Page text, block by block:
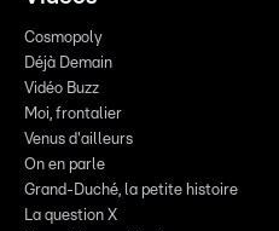
Cosmopoly
Déjà Demain
Vidéo Buzz
Moi, frontalier
Venus d'ailleurs
On en parle
Grand-Duché, la petite histoire
La question X